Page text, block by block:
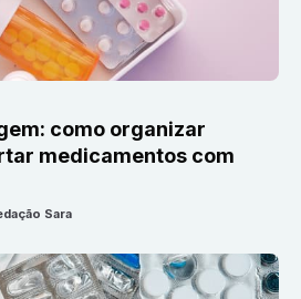
como organizar
medicamentos com
Sara